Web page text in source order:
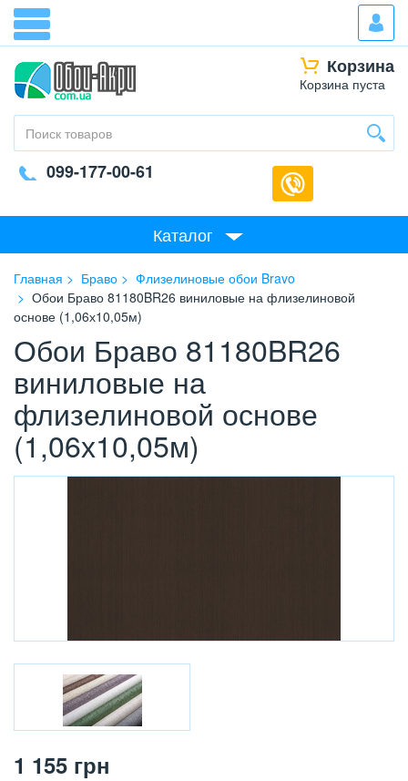
Корзина
Корзина пуста
099-177-00-61
Каталог
Главная Браво
Флизелиновые обои Bravo
Обои Браво 81180BR26 виниловые на флизелиновой
основе (1,06х10,05м)
Обои Браво 81180BR26
виниловые на
флизелиновой основе
(1,06х10,05м)
1 155 грн